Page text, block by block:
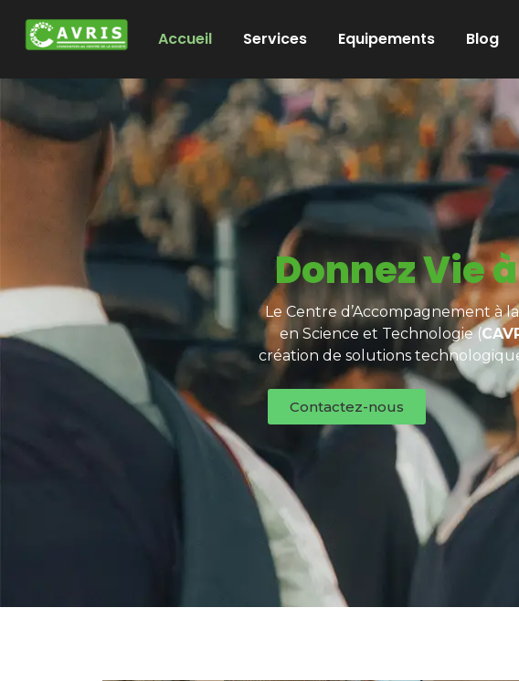
Accueil Services Equipements Blog
Donnez Vie
Le Centre d’Accompagnement à
en Science et Technologie (
création de solutions
Contactez-nous